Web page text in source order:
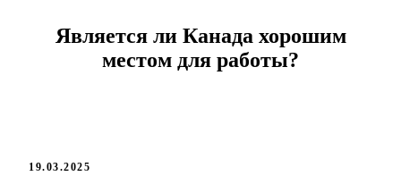
Является ли Канада хорошим
местом для работы?
19.03.2025